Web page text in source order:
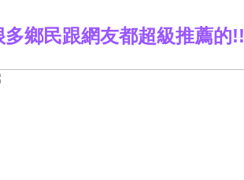
多鄉民跟網友都超級推薦的!!